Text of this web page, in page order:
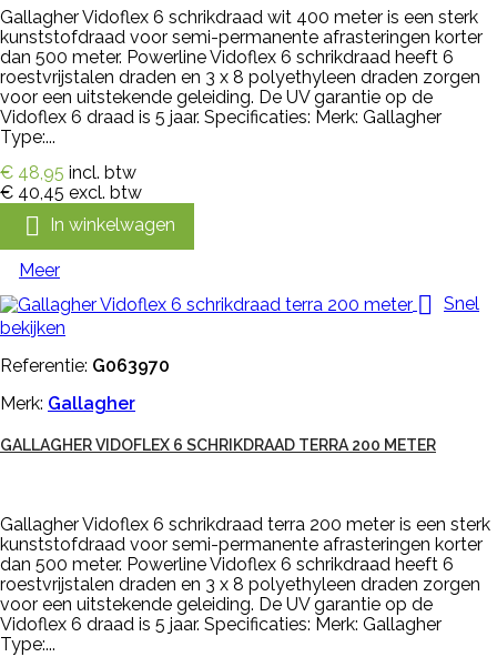
Gallagher Vidoflex 6 schrikdraad wit 400 meter is een sterk
kunststofdraad voor semi-permanente afrasteringen korter
dan 500 meter. Powerline Vidoflex 6 schrikdraad heeft 6
roestvrijstalen draden en 3 x 8 polyethyleen draden zorgen
voor een uitstekende geleiding. De UV garantie op de
Vidoflex 6 draad is 5 jaar. Specificaties: Merk: Gallagher
Type:...
€ 48,95 incl. btw
€ 40,45 excl. btw
 In winkelwagen
Meer
 Snel
bekijken
Referentie: G063970
Merk: Gallagher
GALLAGHER VIDOFLEX 6 SCHRIKDRAAD TERRA 200 METER
Gallagher Vidoflex 6 schrikdraad terra 200 meter is een sterk
kunststofdraad voor semi-permanente afrasteringen korter
dan 500 meter. Powerline Vidoflex 6 schrikdraad heeft 6
roestvrijstalen draden en 3 x 8 polyethyleen draden zorgen
voor een uitstekende geleiding. De UV garantie op de
Vidoflex 6 draad is 5 jaar. Specificaties: Merk: Gallagher
Type:...